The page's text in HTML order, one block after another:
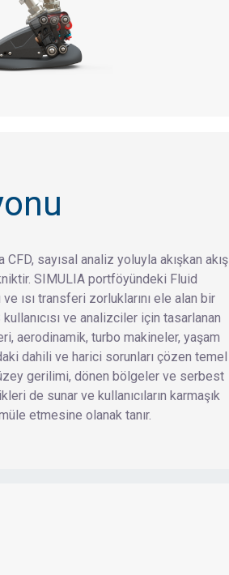
sayısal analiz yoluyla akışkan akış
SIMULIA portföyündeki Fluid
ısı transferi zorluklarını ele alan bir
ve analizciler için tasarlanan
aerodinamik, turbo makineler, yaşam
dahili ve harici sorunları çözen temel
gerilimi, dönen bölgeler ve serbest
de sunar ve kullanıcıların karmaşık
etmesine olanak tanır.